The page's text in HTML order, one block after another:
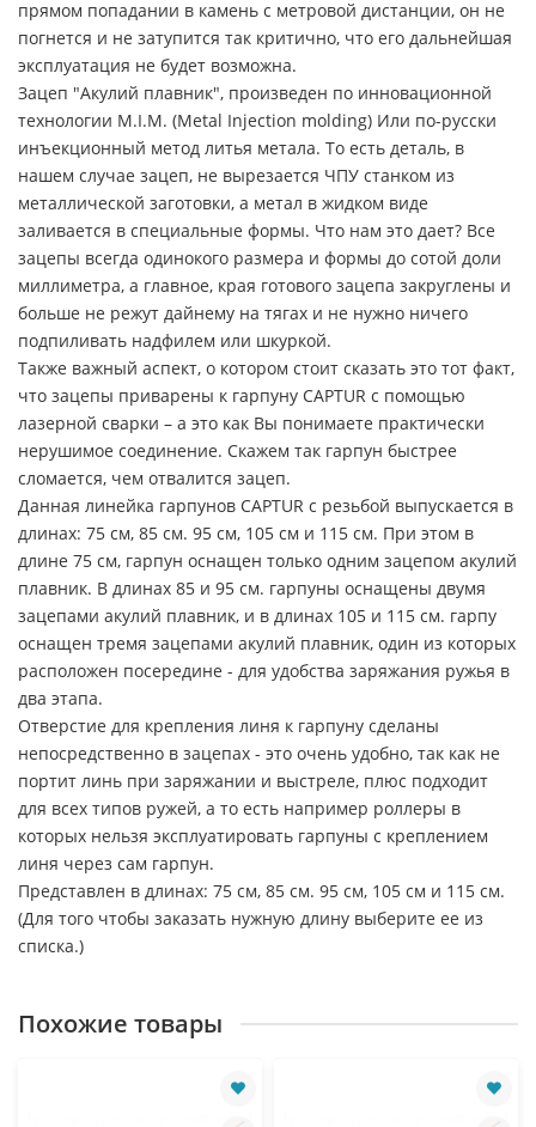
прямом попадании в камень с метровой дистанции, он не
погнется и не затупится так критично, что его дальнейшая
эксплуатация не будет возможна.
Зацеп "Акулий плавник", произведен по инновационной
технологии M.I.M. (Metal Injection molding) Или по-русски
инъекционный метод литья метала. То есть деталь, в
нашем случае зацеп, не вырезается ЧПУ станком из
металлической заготовки, а метал в жидком виде
заливается в специальные формы. Что нам это дает? Все
зацепы всегда одинокого размера и формы до сотой доли
миллиметра, а главное, края готового зацепа закруглены и
больше не режут дайнему на тягах и не нужно ничего
подпиливать надфилем или шкуркой.
Также важный аспект, о котором стоит сказать это тот факт,
что зацепы приварены к гарпуну CAPTUR с помощью
лазерной сварки – а это как Вы понимаете практически
нерушимое соединение. Скажем так гарпун быстрее
сломается, чем отвалится зацеп.
Данная линейка гарпунов CAPTUR с резьбой выпускается в
длинах: 75 см, 85 см. 95 см, 105 см и 115 см. При этом в
длине 75 см, гарпун оснащен только одним зацепом акулий
плавник. В длинах 85 и 95 см. гарпуны оснащены двумя
зацепами акулий плавник, и в длинах 105 и 115 см. гарпу
оснащен тремя зацепами акулий плавник, один из которых
расположен посередине - для удобства заряжания ружья в
два этапа.
Отверстие для крепления линя к гарпуну сделаны
непосредственно в зацепах - это очень удобно, так как не
портит линь при заряжании и выстреле, плюс подходит
для всех типов ружей, а то есть например роллеры в
которых нельзя эксплуатировать гарпуны с креплением
линя через сам гарпун.
Представлен в длинах: 75 см, 85 см. 95 см, 105 см и 115 см.
(Для того чтобы заказать нужную длину выберите ее из
списка.)
Похожие товары